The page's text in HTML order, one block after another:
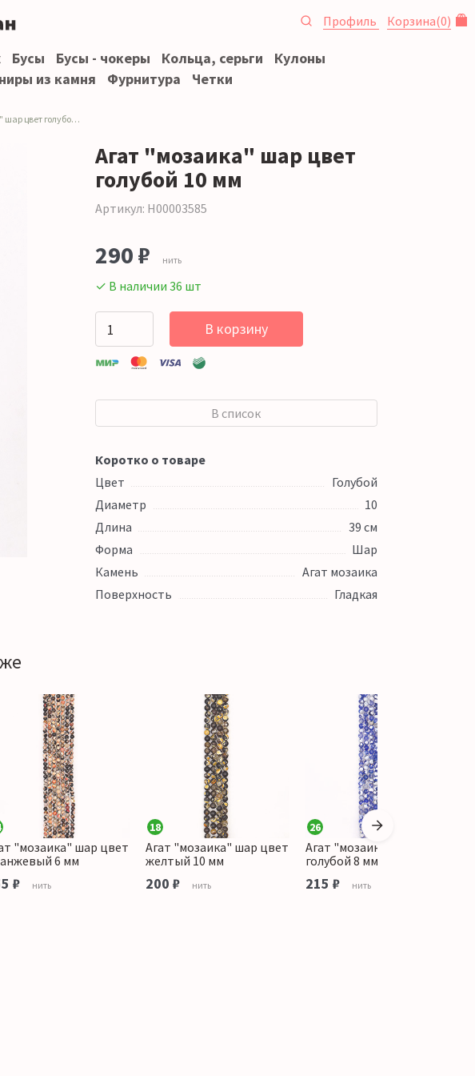
Профиль Корзина(0)
Бусы Бусы - чокеры Кольца, серьги
Кулоны
из камня Фурнитура Четки
цвет голубой 10 мм
Агат "мозаика" шар цвет
голубой 10 мм
Артикул: Н00003585
290 ₽ нить
✓ В наличии 36 шт
В корзину
В список
Коротко о товаре
Цвет
Голубой
Диаметр
10
Длина
39 см
Форма
Шар
Камень
Агат мозаика
Поверхность
Гладкая
"мозаика" шар цвет
6 мм
₽ нить
18
Агат "мозаика" шар цвет
желтый 10 мм
200 ₽ нить
26
Агат "мозаика" шар цвет
голубой 8 мм
215 ₽ нить